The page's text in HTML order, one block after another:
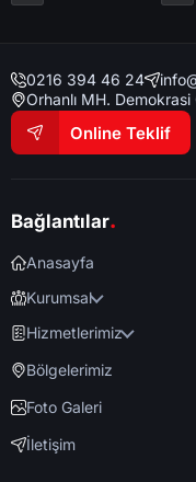
0216 394 46 24
Orhanlı MH.
Online Teklif
Bağlantılar.
Anasayfa
Kurumsal
Hizmetlerimiz
Bölgelerimiz
Foto Galeri
İletişim